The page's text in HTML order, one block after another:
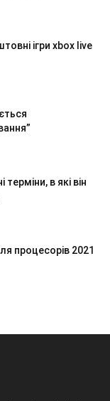
ігри xbox live
терміни, в які він
процесорів 2021